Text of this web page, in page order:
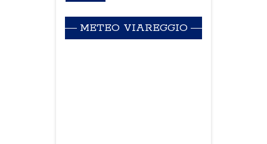
METEO VIAREGGIO